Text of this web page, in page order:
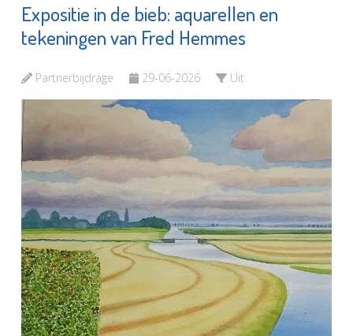
Expositie in de bieb: aquarellen en
tekeningen van Fred Hemmes
Partnerbijdrage 29-06-2026 Uit